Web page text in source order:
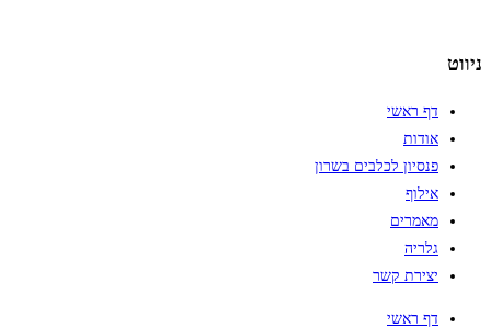
ניווט
דף ראשי
אודות
פנסיון לכלבים בשרון
אילוף
מאמרים
גלריה
יצירת קשר
דף ראשי